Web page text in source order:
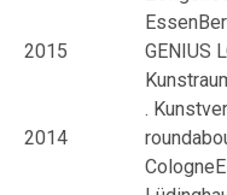
2015
GENIUS
.
2014